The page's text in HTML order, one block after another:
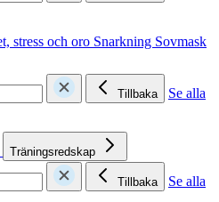
stress och oro Snarkning Sovmask
Tillbaka
Se alla
Träningsredskap
Tillbaka
Se alla